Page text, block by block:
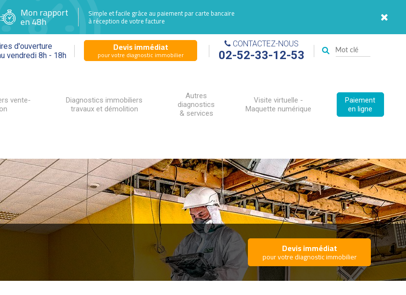
Mon rapport
en 48h
Simple et facile grâce au paiement par carte bancaire
à réception de votre facture
d'ouverture
vendredi 8h - 18h
Devis immédiat
pour votre diagnostic immobilier
CONTACTEZ-NOUS
02-52-33-12-53
vente-
Diagnostics immobiliers
travaux et démolition
Autres
diagnostics
& services
Visite virtuelle -
Maquette numérique
Paiement
en ligne
Devis immédiat
pour votre diagnostic immobilier